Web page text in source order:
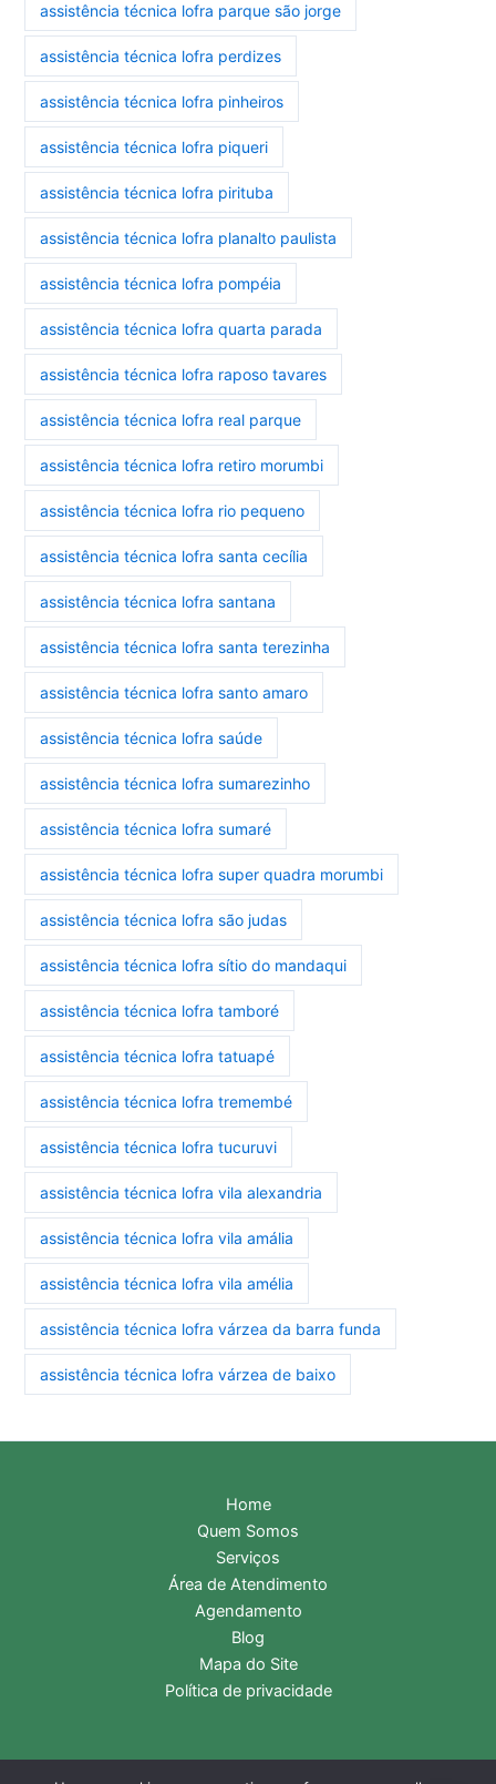
assistência técnica lofra parque são jorge
assistência técnica lofra perdizes
assistência técnica lofra pinheiros
assistência técnica lofra piqueri
assistência técnica lofra pirituba
assistência técnica lofra planalto paulista
assistência técnica lofra pompéia
assistência técnica lofra quarta parada
assistência técnica lofra raposo tavares
assistência técnica lofra real parque
assistência técnica lofra retiro morumbi
assistência técnica lofra rio pequeno
assistência técnica lofra santa cecília
assistência técnica lofra santana
assistência técnica lofra santa terezinha
assistência técnica lofra santo amaro
assistência técnica lofra saúde
assistência técnica lofra sumarezinho
assistência técnica lofra sumaré
assistência técnica lofra super quadra morumbi
assistência técnica lofra são judas
assistência técnica lofra sítio do mandaqui
assistência técnica lofra tamboré
assistência técnica lofra tatuapé
assistência técnica lofra tremembé
assistência técnica lofra tucuruvi
assistência técnica lofra vila alexandria
assistência técnica lofra vila amália
assistência técnica lofra vila amélia
assistência técnica lofra várzea da barra funda
assistência técnica lofra várzea de baixo
Home
Quem Somos
Serviços
Área de Atendimento
Agendamento
Blog
Mapa do Site
Política de privacidade